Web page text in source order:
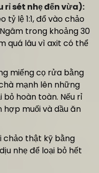
rỉ sét nhẹ đến vừa):
lệ 1:1, đổ vào chảo
trong khoảng 30
quá lâu vì axit có thể
miếng cọ rửa bằng
mạnh lên những
hoàn toàn. Nếu rỉ
hợp muối và dầu ăn
chảo thật kỹ bằng
nhẹ để loại bỏ hết